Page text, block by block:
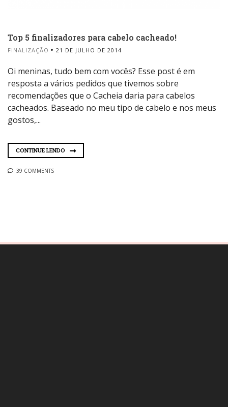
Top 5 finalizadores para cabelo cacheado!
FINALIZAÇÃO 21 DE JULHO DE 2014
Oi meninas, tudo bem com vocês? Esse post é em
resposta a vários pedidos que tivemos sobre
recomendações que o Cacheia daria para cabelos
cacheados. Baseado no meu tipo de cabelo e nos meus
gostos,...
CONTINUE LENDO
39 COMMENTS